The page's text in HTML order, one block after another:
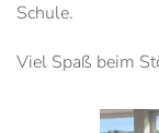
Schule.
Viel Spaß beim